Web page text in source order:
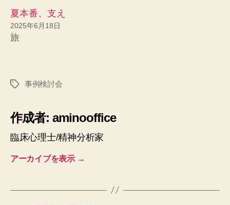
夏本番、支え
2025年6月18日
旅
タ
事例検討会
作成者: aminooffice
臨床心理士/精神分析家
アーカイブを表示 →